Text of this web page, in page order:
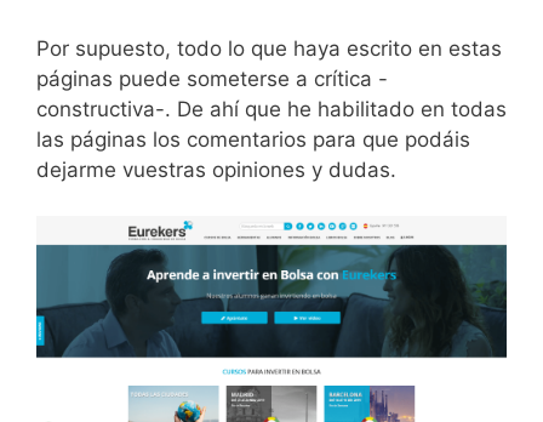
Por supuesto, todo lo que haya escrito en estas
páginas puede someterse a crítica -
constructiva-. De ahí que he habilitado en todas
las páginas los comentarios para que podáis
dejarme vuestras opiniones y dudas.